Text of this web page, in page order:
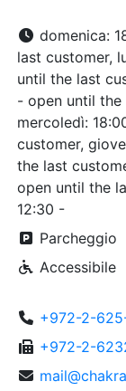
domenica:
last customer,
until the last
- open until the
mercoledì:
customer,
the last
open until the
12:30 -
Parcheggio
Accessibile
+972-2-
+972-2-